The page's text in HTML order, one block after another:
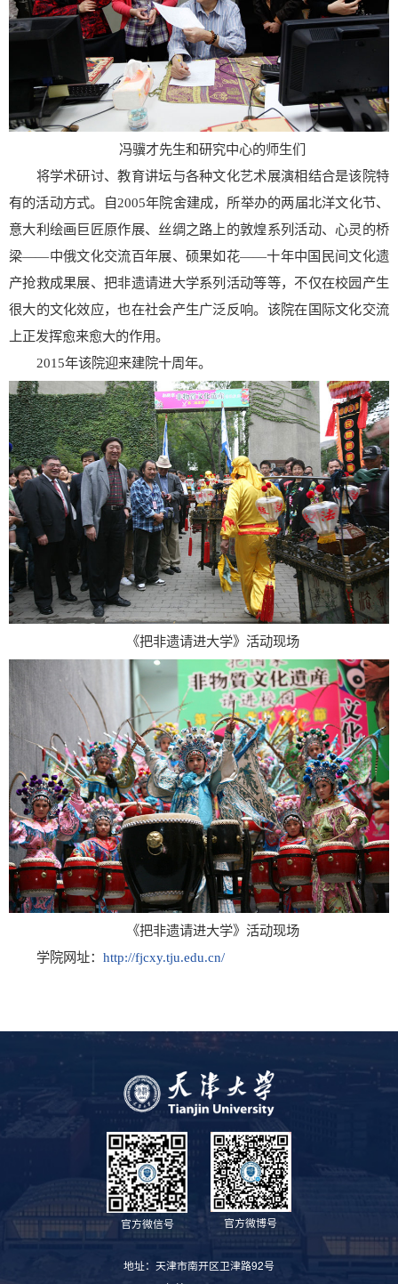
冯骥才先生和研究中心的师生们
将学术研讨、教育讲坛与各种文化艺术展演相结合是该院特
有的活动方式。自2005年院舍建成，所举办的两届北洋文化节、
意大利绘画巨匠原作展、丝绸之路上的敦煌系列活动、心灵的桥
梁——中俄文化交流百年展、硕果如花——十年中国民间文化遗
产抢救成果展、把非遗请进大学系列活动等等，不仅在校园产生
很大的文化效应，也在社会产生广泛反响。该院在国际文化交流
上正发挥愈来愈大的作用。
2015年该院迎来建院十周年。
《把非遗请进大学》活动现场
《把非遗请进大学》活动现场
学院网址： http://fjcxy.tju.edu.cn/
官方微信号 官方微博号
地址：天津市南开区卫津路92号